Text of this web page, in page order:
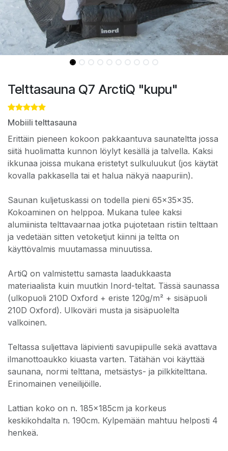
Telttasauna Q7 ArctiQ "kupu"
Mobiili telttasauna
Erittäin pieneen kokoon pakkaantuva saunateltta jossa
siitä huolimatta kunnon löylyt kesällä ja talvella. Kaksi
ikkunaa joissa mukana eristetyt sulkuluukut (jos käytät
kovalla pakkasella tai et halua näkyä naapuriin).
Saunan kuljetuskassi on todella pieni 65x35x35.
Kokoaminen on helppoa. Mukana tulee kaksi
alumiinista telttavaarnaa jotka pujotetaan ristiin telttaan
ja vedetään sitten vetoketjut kiinni ja teltta on
käyttövalmis muutamassa minuutissa.
ArtiQ on valmistettu samasta laadukkaasta
materiaalista kuin muutkin Inord-teltat. Tässä saunassa
(ulkopuoli 210D Oxford + eriste 120g/m² + sisäpuoli
210D Oxford). Ulkoväri musta ja sisäpuolelta
valkoinen.
Teltassa suljettava läpivienti savupiipulle sekä avattava
ilmanottoaukko kiuasta varten. Tätähän voi käyttää
saunana, normi telttana, metsästys- ja pilkkitelttana.
Erinomainen veneilijöille.
Lattian koko on n. 185x185cm ja korkeus
keskikohdalta n. 190cm. Kylpemään mahtuu helposti 4
henkeä.